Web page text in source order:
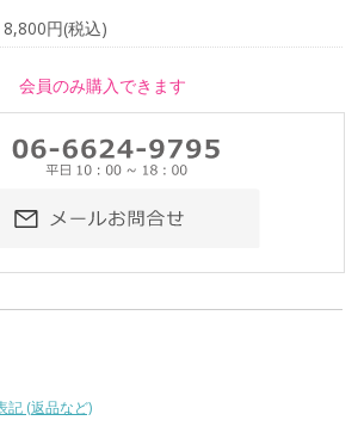
8,800円(税込)
会員のみ購入できます
記 (返品など)